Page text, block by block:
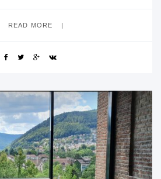
Fall
READ MORE